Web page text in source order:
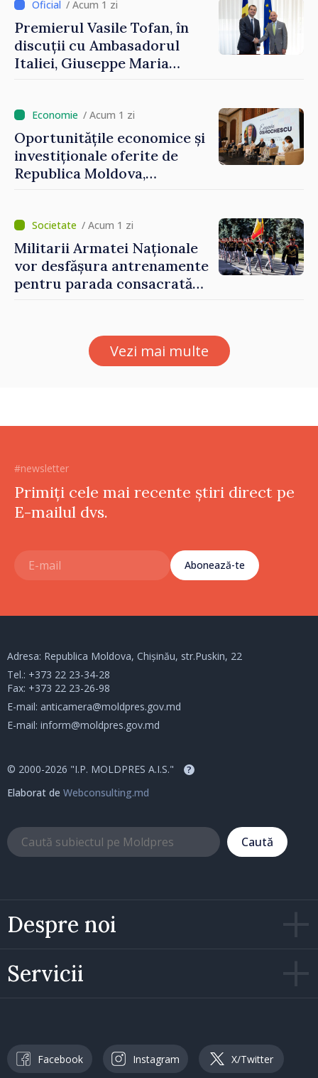
/ Acum 1 zi
Premierul Vasile Tofan, în
discuții cu Ambasadorul
Italiei, Giuseppe Maria
/ Acum 1 zi
Oportunitățile economice și
investiționale oferite de
Republica Moldova,
Forumul Diasporei
/ Acum 1 zi
Militarii Armatei Naționale
vor desfășura antrenamente
pentru parada consacrată
Vezi mai multe
#newsletter
Primiți cele mai recente știri direct pe
E-mailul dvs.
Abonează-te
Despre noi
Servicii
Adresa: Republica Moldova, Chișinău, str.Puskin, 22
Tel.: +373 22 23-34-28
Fax: +373 22 23-26-98
E-mail: anticamera@moldpres.gov.md
E-mail: inform@moldpres.gov.md
© 2000-2026 "I.P. MOLDPRES A.I.S." ?
Elaborat de Webconsulting.md
Caută
Facebook Instagram X/Twitter